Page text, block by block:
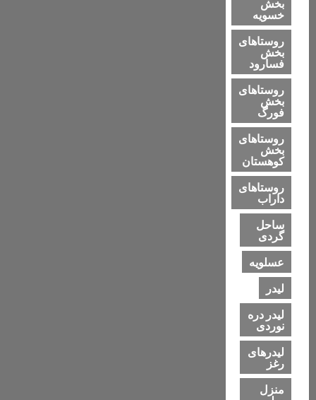
بخش
خسویه
روستاهای
بخش
فسارود
روستاهای
بخش
فورگ
روستاهای
بخش
کوهستان
روستاهای
داراب
ساحل
گردی
عسلویه
لیدر
لیدر دره
نوردی
لیدرهای
رغز
منزل